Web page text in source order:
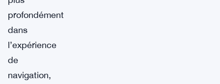
profondément
dans
l’expérience
de
navigation,